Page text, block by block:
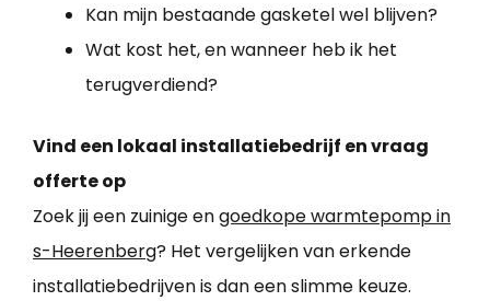
Kan mijn bestaande gasketel wel blijven?
Wat kost het, en wanneer heb ik het
terugverdiend?
Vind een lokaal installatiebedrijf en vraag
offerte op
Zoek jij een zuinige engoedkope warmtepomp in
s-Heerenberg? Het vergelijken van erkende
installatiebedrijven is dan een slimme keuze.